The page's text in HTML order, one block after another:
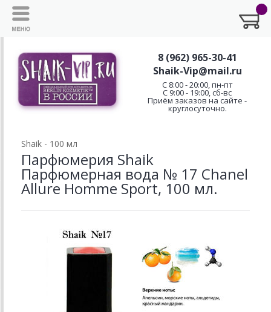
8 (962) 965-30-41
Shaik-Vip@mail.ru
C 8:00 - 20:00, пн-пт
С 9:00 - 19:00, сб-вс
Приём заказов на сайте -
круглосуточно.
Shaik - 100 мл
Парфюмерия Shaik
Парфюмерная вода № 17 Chanel
Allure Homme Sport, 100 мл.